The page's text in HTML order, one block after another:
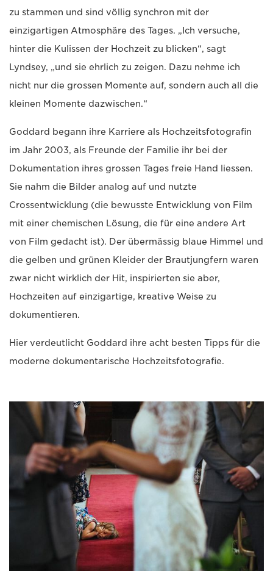
zu stammen und sind völlig synchron mit der
einzigartigen Atmosphäre des Tages. „Ich versuche,
hinter die Kulissen der Hochzeit zu blicken“, sagt
Lyndsey, „und sie ehrlich zu zeigen. Dazu nehme ich
nicht nur die grossen Momente auf, sondern auch all die
kleinen Momente dazwischen.“
Goddard begann ihre Karriere als Hochzeitsfotografin
im Jahr 2003, als Freunde der Familie ihr bei der
Dokumentation ihres grossen Tages freie Hand liessen.
Sie nahm die Bilder analog auf und nutzte
Crossentwicklung (die bewusste Entwicklung von Film
mit einer chemischen Lösung, die für eine andere Art
von Film gedacht ist). Der übermässig blaue Himmel und
die gelben und grünen Kleider der Brautjungfern waren
zwar nicht wirklich der Hit, inspirierten sie aber,
Hochzeiten auf einzigartige, kreative Weise zu
dokumentieren.
Hier verdeutlicht Goddard ihre acht besten Tipps für die
moderne dokumentarische Hochzeitsfotografie.